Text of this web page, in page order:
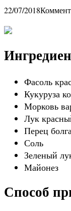
22/07/2018
Фасоль
Кукуруза
Морковь
Лук
Перец
Соль
Зеленый
Майонез
Способ